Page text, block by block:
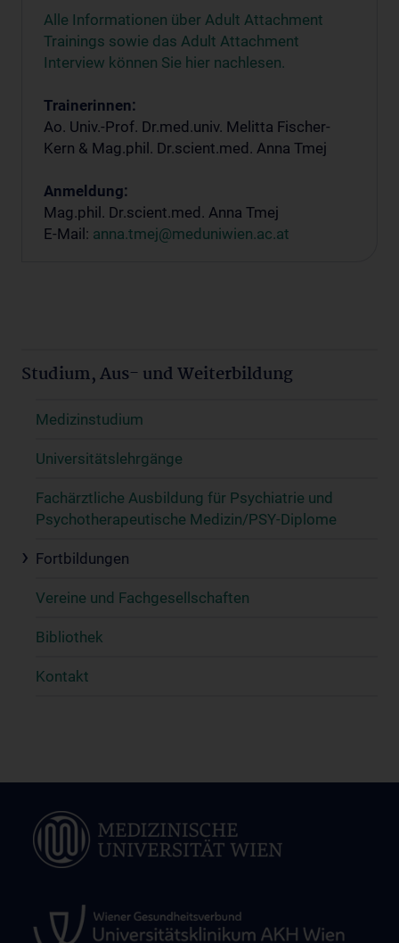
Alle Informationen über Adult Attachment
Trainings sowie das Adult Attachment
Interview können Sie hier nachlesen.
Trainerinnen:
Ao. Univ.-Prof. Dr.med.univ. Melitta Fischer-
Kern & Mag.phil. Dr.scient.med. Anna Tmej
Anmeldung:
Mag.phil. Dr.scient.med. Anna Tmej
E-Mail: anna.tmej@meduniwien.ac.at
Studium, Aus- und Weiterbildung
Medizinstudium
Universitätslehrgänge
Fachärztliche Ausbildung für Psychiatrie und
Psychotherapeutische Medizin/PSY-Diplome
Fortbildungen
Vereine und Fachgesellschaften
Bibliothek
Kontakt